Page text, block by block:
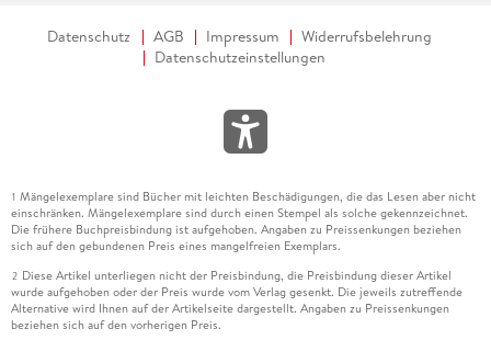
Datenschutz AGB Impressum
Widerrufsbelehrung
Datenschutzeinstellungen
1 Mängelexemplare sind Bücher mit leichten Beschädigungen, die das Lesen aber nicht
einschränken. Mängelexemplare sind durch einen Stempel als solche gekennzeichnet.
Die frühere Buchpreisbindung ist aufgehoben. Angaben zu Preissenkungen beziehen
sich auf den gebundenen Preis eines mangelfreien Exemplars.
2 Diese Artikel unterliegen nicht der Preisbindung, die Preisbindung dieser Artikel
wurde aufgehoben oder der Preis wurde vom Verlag gesenkt. Die jeweils zutreffende
Alternative wird Ihnen auf der Artikelseite dargestellt. Angaben zu Preissenkungen
beziehen sich auf den vorherigen Preis.